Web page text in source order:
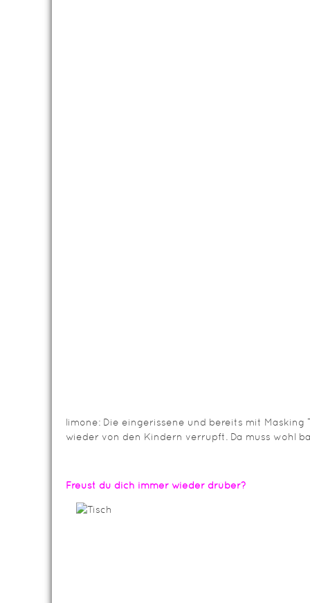
limone: Die eingerissene und bereits mit Masking
wieder von den Kindern verrupft. Da muss wohl
Freust du dich immer wieder drüber?